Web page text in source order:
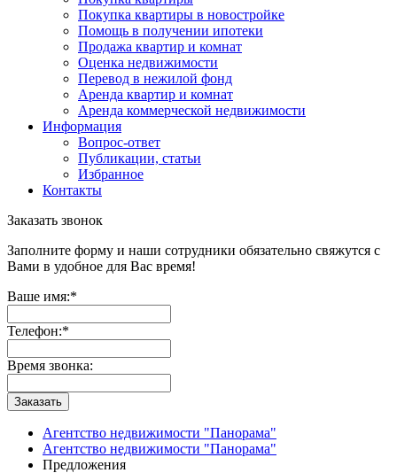
Покупка квартиры в новостройке
Помощь в получении ипотеки
Продажа квартир и комнат
Оценка недвижимости
Перевод в нежилой фонд
Аренда квартир и комнат
Аренда коммерческой недвижимости
Информация
Вопрос-ответ
Публикации, статьи
Избранное
Контакты
Заказать звонок
Заполните форму и наши сотрудники обязательно свяжутся с
Вами в удобное для Вас время!
Ваше имя:*
Телефон:*
Время звонка:
Заказать
Агентство недвижимости "Панорама"
Агентство недвижимости "Панорама"
Предложения